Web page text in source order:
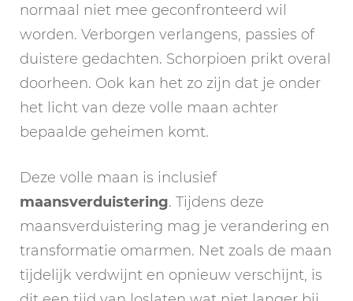
normaal niet mee geconfronteerd wil
worden. Verborgen verlangens, passies of
duistere gedachten. Schorpioen prikt overal
doorheen. Ook kan het zo zijn dat je onder
het licht van deze volle maan achter
bepaalde geheimen komt.
Deze volle maan is inclusief
maansverduistering. Tijdens deze
maansverduistering mag je verandering en
transformatie omarmen. Net zoals de maan
tijdelijk verdwijnt en opnieuw verschijnt, is